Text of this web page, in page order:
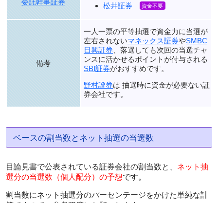
委託幹事証券
松井証券
備考
一人一票の平等抽選で資金力に当選が
左右されないマネックス証券やSMBC
日興証券 、落選しても次回の当選チャ
ンスに活かせるポイントが付与される
SBI証券がおすすめです。
野村證券は 抽選時に資金が必要ない証
券会社です。
ベースの割当数とネット抽選の当選数
目論見書で公表されている証券会社の割当数と、 ネット抽
選分の当選数（個人配分）の予想です。
割当数にネット抽選分のパーセンテージをかけた単純な計